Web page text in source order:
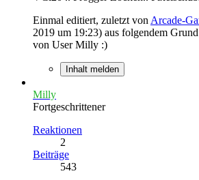
Einmal editiert, zuletzt von Arcade-
2019 um 19:23) aus folgendem
von User Milly :)
Inhalt melden
Milly
Fortgeschrittener
Reaktionen
2
Beiträge
543